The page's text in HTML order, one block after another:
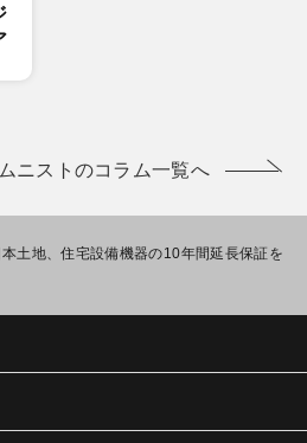
ニストのコラム一覧へ
本土地、住宅設備機器の10年間延長保証を